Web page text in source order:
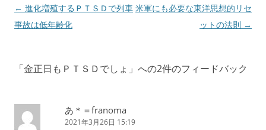
投
稿
シ
ョ
← 進化増殖するＰＴＳＤで列車
事故は低年齢化
米軍にも必要な東洋思想的リセ
ットの法則 →
「金正日もＰＴＳＤでしょ 」への2件のフィードバック
あ＊＝franoma
2021年3月26日 15:19